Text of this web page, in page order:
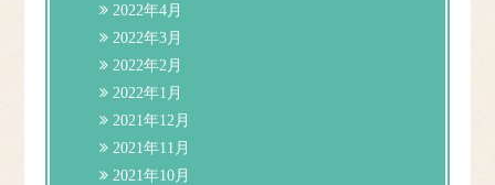
2022年4月
2022年3月
2022年2月
2022年1月
2021年12月
2021年11月
2021年10月